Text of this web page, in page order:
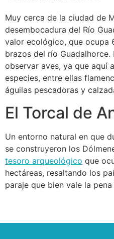
Muy cerca de la ciudad de
desembocadura del Río
valor ecológico, que ocupa
brazos del río Guadalhorce.
observar aves, ya que aquí
especies, entre ellas
águilas pescadoras y
El Torcal de
Un entorno natural en que
se construyeron los
tesoro arqueológico que
hectáreas, resaltando los
paraje que bien vale la pena